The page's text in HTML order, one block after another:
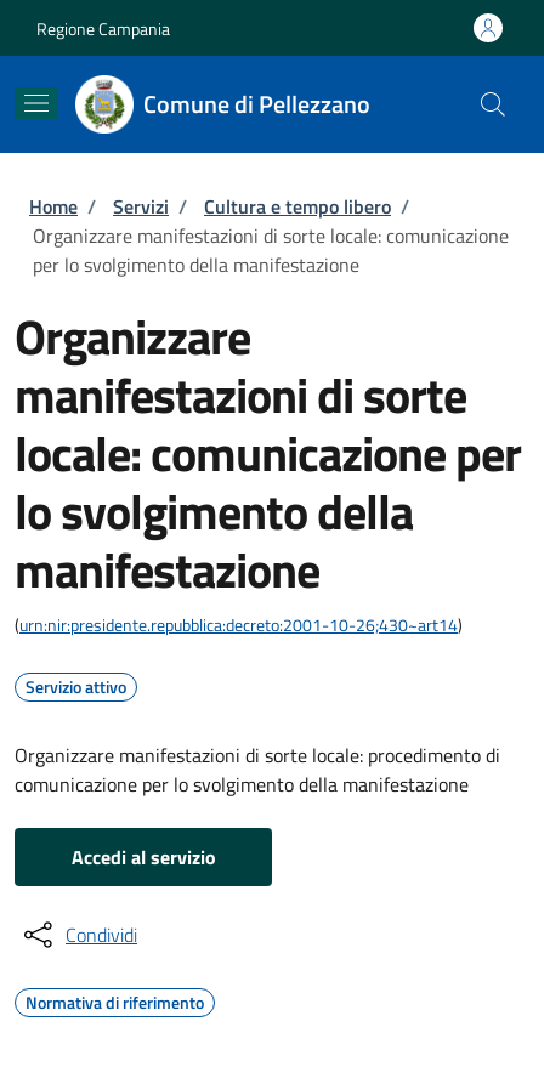
Regione Campania
Comune di Pellezzano
Briciole di pane
Home / Servizi / Cultura e tempo libero /
Organizzare manifestazioni di sorte locale: comunicazione
per lo svolgimento della manifestazione
Organizzare
manifestazioni di sorte
locale: comunicazione per
lo svolgimento della
manifestazione
(urn:nir:presidente.repubblica:decreto:2001-10-26;430~art14)
Servizio attivo
Organizzare manifestazioni di sorte locale: procedimento di
comunicazione per lo svolgimento della manifestazione
Accedi al servizio
Condividi
Normativa di riferimento